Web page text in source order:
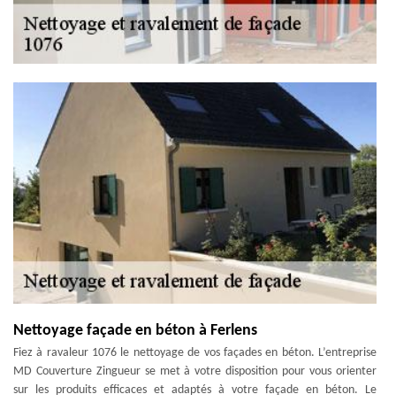
Nettoyage façade en béton à Ferlens
Fiez à ravaleur 1076 le nettoyage de vos façades en béton. L’entreprise
MD Couverture Zingueur se met à votre disposition pour vous orienter
sur les produits efficaces et adaptés à votre façade en béton. Le